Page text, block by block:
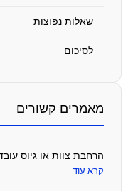
ל
שאלות נפוצות
לסיכום
מאמרים קשורים
הרחבת צוות או גיוס
קרא עוד